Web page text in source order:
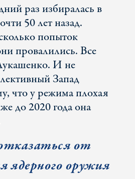
раз избиралась в
50 лет назад.
попыток
провалились. Все
И не
Запад
что у режима плохая
до 2020 года она
от
ядерного оружия